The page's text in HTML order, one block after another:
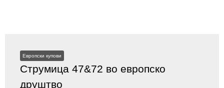
Европски купови
Струмица 47&72 во европско
друштво